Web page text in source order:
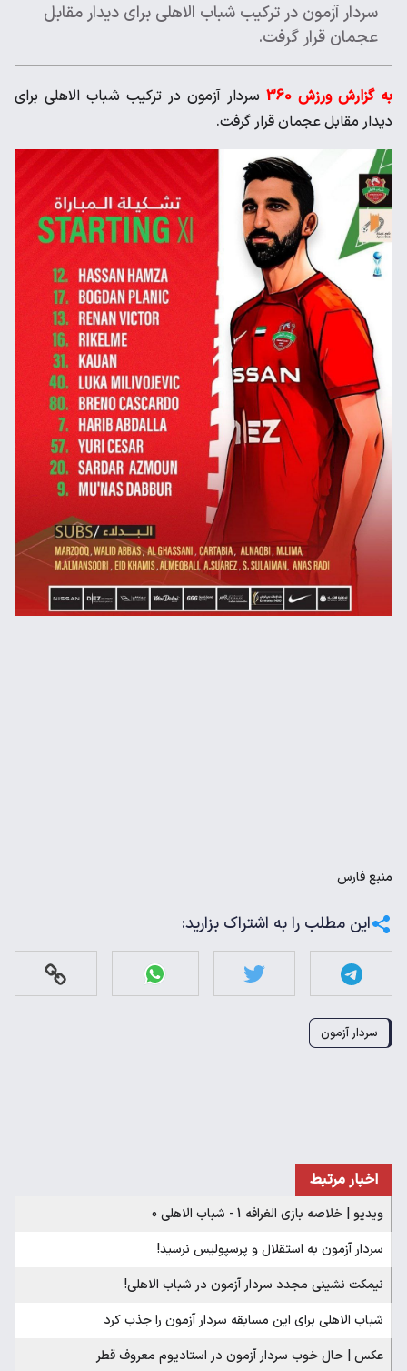
سردار آزمون در ترکیب شباب الاهلی برای دیدار مقابل
عجمان قرار گرفت.
به گزارش ورزش 360
سردار آزمون در ترکیب شباب الاهلی برای
دیدار مقابل عجمان قرار گرفت.
منبعفارس
این مطلب را به اشتراک بزارید:
سردار آزمون
اخبار مرتبط
ویدیو | خلاصه بازی الغرافه 1 - شباب الاهلی 0
سردار آزمون به استقلال و پرسپولیس نرسید!
نیمکت نشینی مجدد سردار آزمون در شباب الاهلی!
شباب الاهلی برای این مسابقه سردار آزمون را جذب کرد
عکس | حال خوب سردار آزمون در استادیوم معروف قطر